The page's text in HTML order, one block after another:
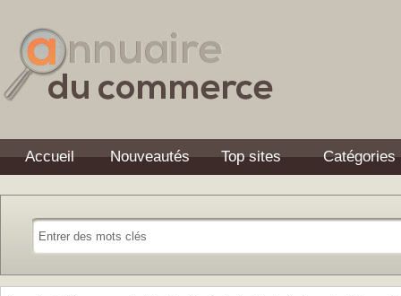
Accueil Nouveautés Top sites Catégories